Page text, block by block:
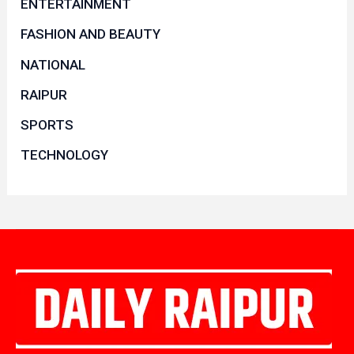
ENTERTAINMENT
FASHION AND BEAUTY
NATIONAL
RAIPUR
SPORTS
TECHNOLOGY